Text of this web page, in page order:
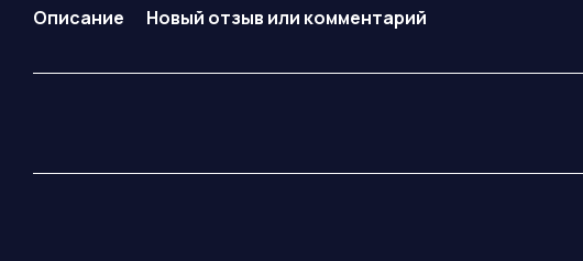
Описание Новый отзыв или комментарий